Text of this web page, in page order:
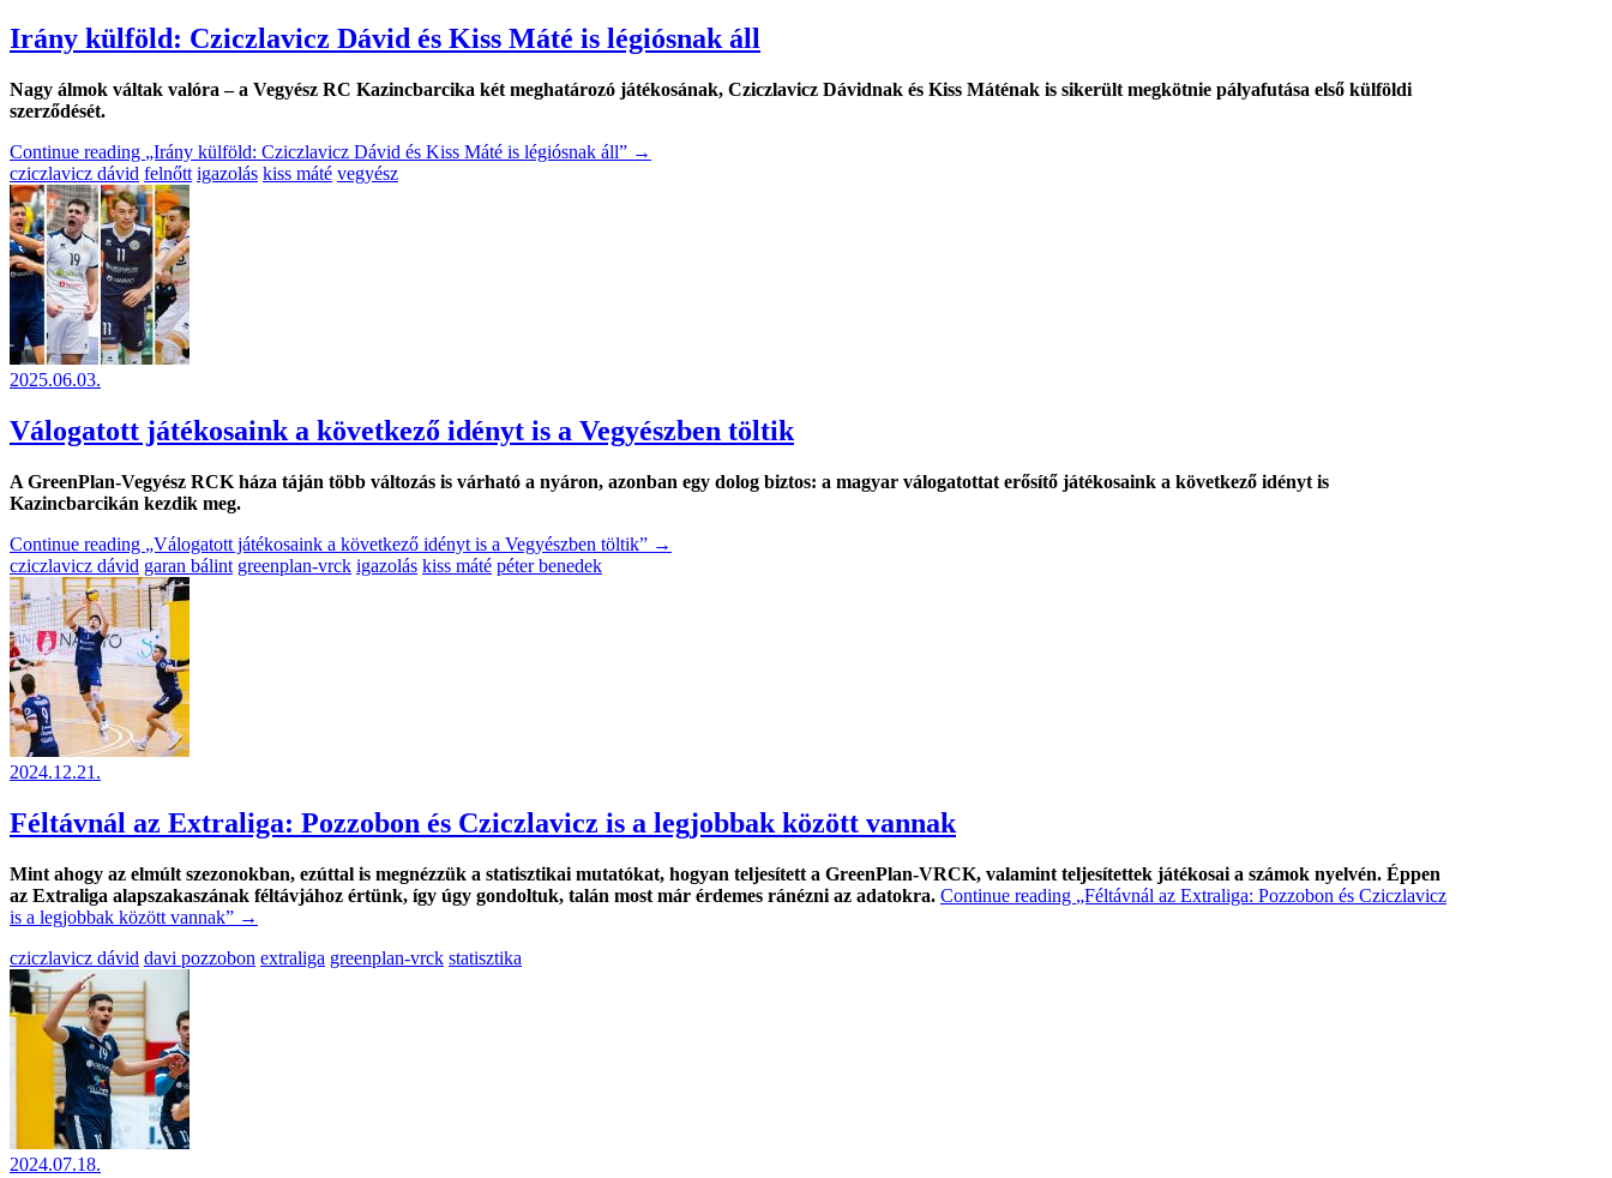
Irány külföld: Cziczlavicz Dávid és Kiss Máté is légiósnak áll
Nagy álmok váltak valóra – a Vegyész RC Kazincbarcika két meghatározó játékosának, Cziczlavicz Dávidnak és Kiss Máténak is sikerült megkötnie pályafutása első külföldi
szerződését.
Continue reading „Irány külföld: Cziczlavicz Dávid és Kiss Máté is légiósnak áll” →
cziczlavicz dávid felnőtt igazolás kiss máté vegyész
2025.06.03.
Válogatott játékosaink a következő idényt is a Vegyészben töltik
A GreenPlan-Vegyész RCK háza táján több változás is várható a nyáron, azonban egy dolog biztos: a magyar válogatottat erősítő játékosaink a következő idényt is
Kazincbarcikán kezdik meg.
Continue reading „Válogatott játékosaink a következő idényt is a Vegyészben töltik” →
cziczlavicz dávid garan bálint greenplan-vrck igazolás kiss máté péter benedek
2024.12.21.
Féltávnál az Extraliga: Pozzobon és Cziczlavicz is a legjobbak között vannak
Mint ahogy az elmúlt szezonokban, ezúttal is megnézzük a statisztikai mutatókat, hogyan teljesített a GreenPlan-VRCK, valamint teljesítettek játékosai a számok nyelvén. Éppen
az Extraliga alapszakaszának féltávjához értünk, így úgy gondoltuk, talán most már érdemes ránézni az adatokra. Continue reading „Féltávnál az Extraliga: Pozzobon és Cziczlavicz
is a legjobbak között vannak” →
cziczlavicz dávid davi pozzobon extraliga greenplan-vrck statisztika
2024.07.18.